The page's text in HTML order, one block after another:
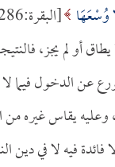
وُسْعَهَا [البقرة:286] وبني على التيسير وانتهى الأمر.
أو لم يجز،
عن الدخول فيما
وعليه يقاس غيره
فيه لا في دين